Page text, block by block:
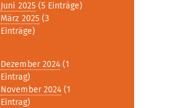
Juni 2025(5 Einträge)
März 2025(3
Einträge)
Dezember 2024 (1
Eintrag)
November 2024 (1
Eintrag)